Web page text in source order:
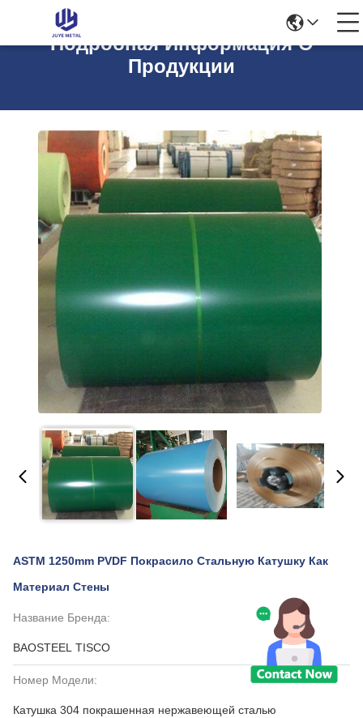
Подробная Информация О
Продукции
ASTM 1250mm PVDF Покрасило Стальную Катушку Как
Материал Стены
Название Бренда:
BAOSTEEL TISCO
Номер Модели:
Катушка 304 покрашенная нержавеющей сталью